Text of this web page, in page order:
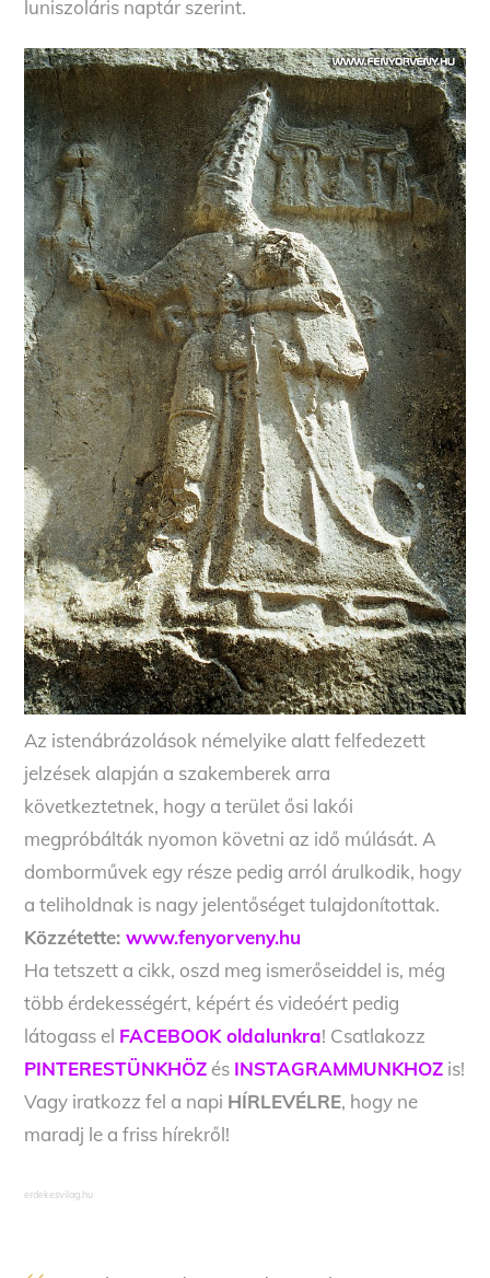
luniszoláris naptár szerint.
Az istenábrázolások némelyike alatt felfedezett
jelzések alapján a szakemberek arra
következtetnek, hogy a terület ősi lakói
megpróbálták nyomon követni az idő múlását. A
domborművek egy része pedig arról árulkodik, hogy
a teliholdnak is nagy jelentőséget tulajdonítottak.
Közzétette:www.fenyorveny.hu
Ha tetszett a cikk, oszd meg ismerőseiddel is, még
több érdekességért, képért és videóért pedig
látogass el FACEBOOK oldalunkra! Csatlakozz
PINTERESTÜNKHÖZ és INSTAGRAMMUNKHOZ is!
Vagy iratkozz fel a napi HÍRLEVÉLRE, hogy ne
maradj le a friss hírekről!
erdekesvilag.hu